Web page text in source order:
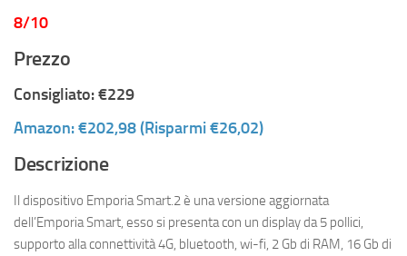
8/10
Prezzo
Consigliato: €229
Amazon: €202,98 (Risparmi €26,02)
Descrizione
Il dispositivo Emporia Smart.2 è una versione aggiornata
dell’Emporia Smart, esso si presenta con un display da 5 pollici,
supporto alla connettività 4G, bluetooth, wi-fi, 2 Gb di RAM, 16 Gb di